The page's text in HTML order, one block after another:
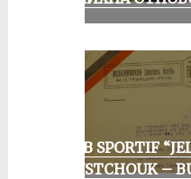
CLUB SPORTIF
ROUSTCHOUK –